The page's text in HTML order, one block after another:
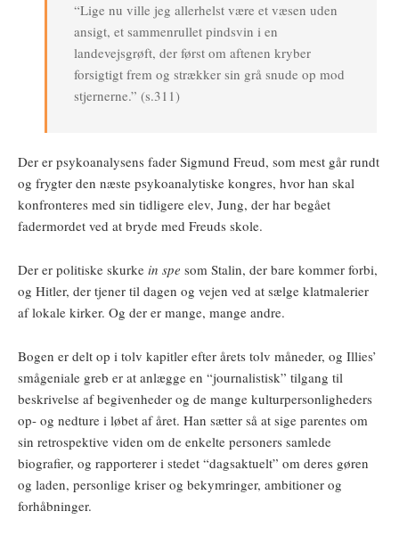
“Lige nu ville jeg allerhelst være et væsen uden
ansigt, et sammenrullet pindsvin i en
landevejsgrøft, der først om aftenen kryber
forsigtigt frem og strækker sin grå snude op mod
stjernerne.” (s.311)
Der er psykoanalysens fader Sigmund Freud, som mest går rundt
og frygter den næste psykoanalytiske kongres, hvor han skal
konfronteres med sin tidligere elev, Jung, der har begået
fadermordet ved at bryde med Freuds skole.
Der er politiske skurke in spe som Stalin, der bare kommer forbi,
og Hitler, der tjener til dagen og vejen ved at sælge klatmalerier
af lokale kirker. Og der er mange, mange andre.
Bogen er delt op i tolv kapitler efter årets tolv måneder, og Illies’
smågeniale greb er at anlægge en “journalistisk” tilgang til
beskrivelse af begivenheder og de mange kulturpersonligheders
op- og nedture i løbet af året. Han sætter så at sige parentes om
sin retrospektive viden om de enkelte personers samlede
biografier, og rapporterer i stedet “dagsaktuelt” om deres gøren
og laden, personlige kriser og bekymringer, ambitioner og
forhåbninger.